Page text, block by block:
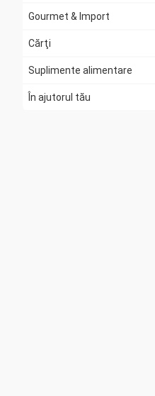
Gourmet & Import
Cărţi
Suplimente alimentare
În ajutorul tău